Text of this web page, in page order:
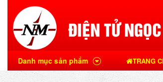
Danh mục sản phẩm TRANG